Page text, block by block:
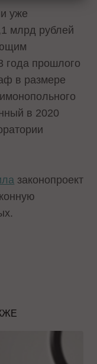
уже
млрд рублей
года прошлого
в размере
в 2020
законопроект